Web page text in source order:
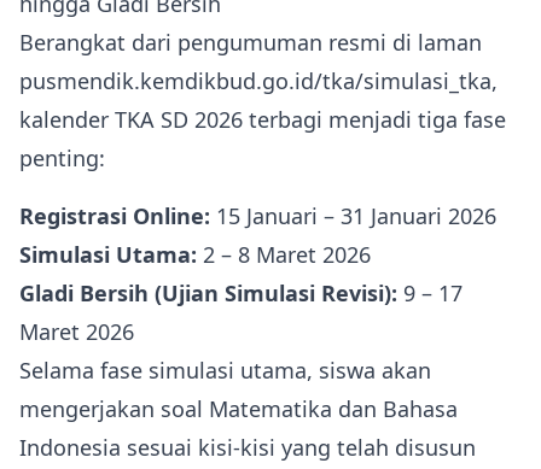
Berangkat dari pengumuman resmi di laman
pusmendik.kemdikbud.go.id/tka/simulasi_tka,
kalender TKA SD 2026 terbagi menjadi tiga fase
penting:
Registrasi Online: 15 Januari – 31 Januari 2026
Simulasi Utama: 2 – 8 Maret 2026
Gladi Bersih (Ujian Simulasi Revisi): 9 – 17
Maret 2026
Selama fase simulasi utama, siswa akan
mengerjakan soal Matematika dan Bahasa
Indonesia sesuai kisi‑kisi yang telah disusun